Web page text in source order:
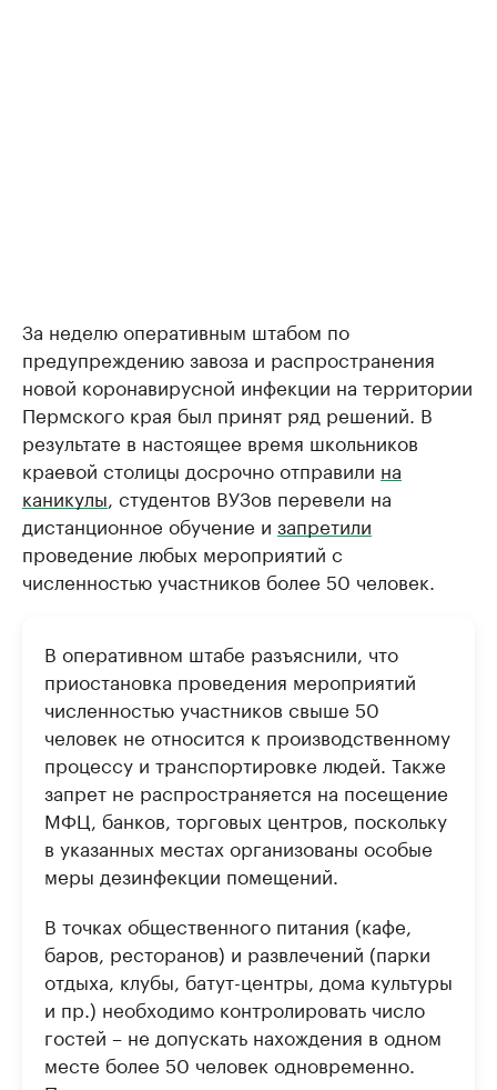
За неделю оперативным штабом по
предупреждению завоза и распространения
новой коронавирусной инфекции на территории
Пермского края был принят ряд решений. В
результате в настоящее время школьников
краевой столицы досрочно отправили на
каникулы , студентов ВУЗов перевели на
дистанционное обучение и запретили
проведение любых мероприятий с
численностью участников более 50 человек.
В оперативном штабе разъяснили, что
приостановка проведения мероприятий
численностью участников свыше 50
человек не относится к производственному
процессу и транспортировке людей. Также
запрет не распространяется на посещение
МФЦ, банков, торговых центров, поскольку
в указанных местах организованы особые
меры дезинфекции помещений.
В точках общественного питания (кафе,
баров, ресторанов) и развлечений (парки
отдыха, клубы, батут-центры, дома культуры
и пр.) необходимо контролировать число
гостей – не допускать нахождения в одном
месте более 50 человек одновременно.